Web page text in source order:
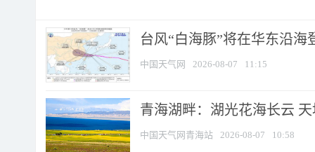
台风“白海豚”将在华东沿
中国天气网 2026-08-07 11:15
青海湖畔：湖光花海长云
中国天气网青海站 2026-08-07 10:58